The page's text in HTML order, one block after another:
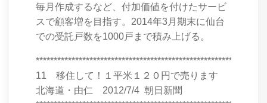
毎月作成するなど、付加価値を付けたサービ
スで顧客増を目指す。2014年3月期末に仙台
での受託戸数を1000戸まで積み上げる。
11 移住して！１平米１２０円で売ります
北海道・由仁 2012/7/4 朝日新聞